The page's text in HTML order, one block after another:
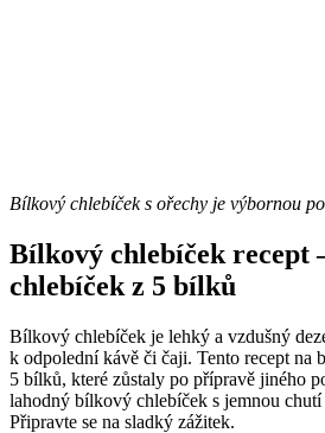
Bílkový chlebíček s ořechy je výbornou
Bílkový chlebíček recept
chlebíček z 5 bílků
Bílkový chlebíček je lehký a vzdušný
k odpolední kávě či čaji. Tento recept na
5 bílků, které zůstaly po přípravě jiného
lahodný bílkový chlebíček s jemnou
Připravte se na sladký zážitek.